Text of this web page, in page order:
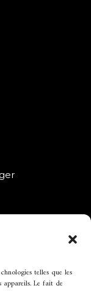
telles que les
Le fait de